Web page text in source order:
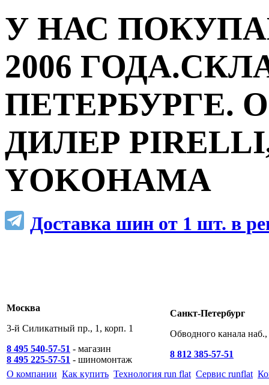
У НАС
2006
ПЕТЕРБУРГЕ.
ДИЛЕР
YOKOHAMA
Доставка шин от 1 шт. в
Москва
3-й Силикатный пр., 1, корп. 1
8 495 540-57-51 - магазин
8 495 225-57-51 - шиномонтаж
Санкт-Петербург
Обводного канала
8 812 385-57-51
О компании Как купить Технология run flat Сервис runflat